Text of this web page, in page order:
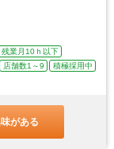
残業月10ｈ以下
店舗数1～9
積極採用中
がある